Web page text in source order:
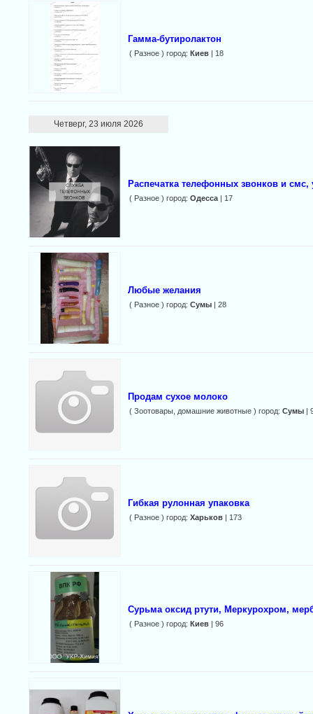
Гамма-бутиролактон
( Разное ) город: Киев| 18
Четверг, 23 июля 2026
Распечатка телефонных звонков и смс,
( Разное ) город: Одесса| 17
Любые желания
( Разное ) город: Сумы| 28
Продам сухое молоко
( Зоотовары, домашние животные ) город: Сумы|
Гибкая рулонная упаковка
( Разное ) город: Харьков| 173
Сурьма оксид ртути, Меркурохром,
( Разное ) город: Киев| 96